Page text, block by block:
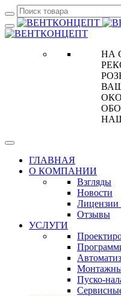
НА
ГЛАВНАЯ
О КОМПАНИИ
Взгляды
Новости
Лицензии
Отзывы
УСЛУГИ
Пуско-